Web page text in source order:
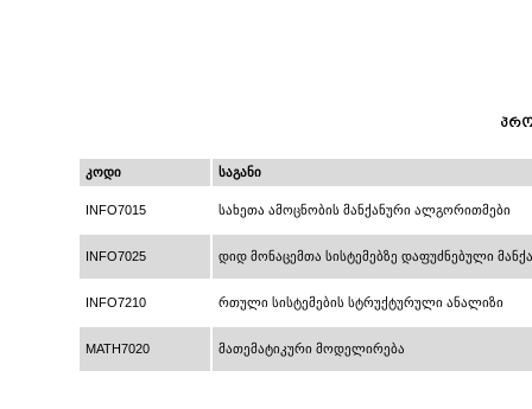
კოდი საგანი
INFO7015 სახეთა ამოცნობის მანქანური ალგორითმები
INFO7025 დიდ მონაცემთა სისტემებზე დაფუძნებული
INFO7210 რთული სისტემების სტრუქტურული ანალიზი
MATH7020 მათემატიკური მოდელირება